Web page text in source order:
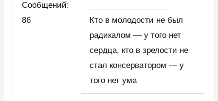
Сообщений:
86
Кто в молодости не был
радикалом — у того нет
сердца, кто в зрелости не
стал консерватором — у
того нет ума